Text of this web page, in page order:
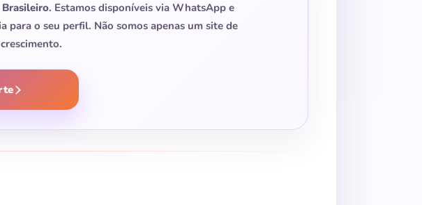
. Estamos disponíveis via WhatsApp e
o seu perfil. Não somos apenas um site de